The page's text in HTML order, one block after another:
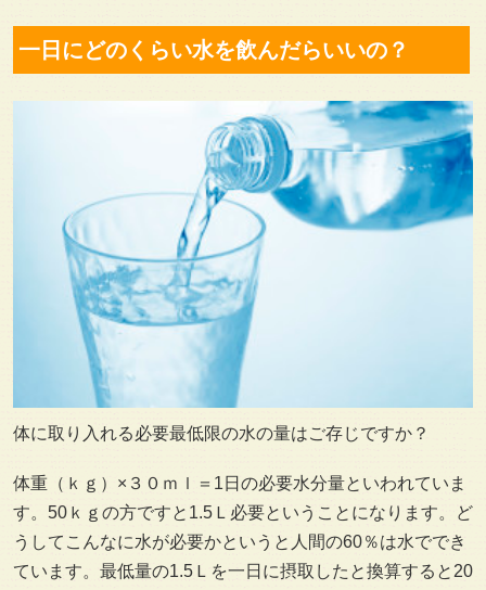
一日にどのくらい水を飲んだらいいの？
体に取り入れる必要最低限の水の量はご存じですか？
体重（ｋｇ）×３０ｍｌ＝1日の必要水分量といわれていま
す。50ｋｇの方ですと1.5Ｌ必要ということになります。ど
うしてこんなに水が必要かというと人間の60％は水ででき
ています。最低量の1.5Ｌを一日に摂取したと換算すると20